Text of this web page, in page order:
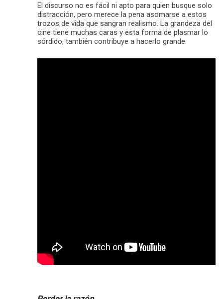
El discurso no es fácil ni apto para quien busque solo
distracción, pero merece la pena asomarse a estos
trozos de vida que sangran realismo. La grandeza del
cine tiene muchas caras y esta forma de plasmar lo
sórdido, también contribuye a hacerlo grande.